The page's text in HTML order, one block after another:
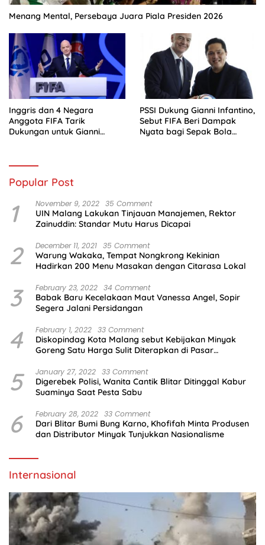
Menang Mental, Persebaya Juara Piala Presiden 2026
Inggris dan 4 Negara
Anggota FIFA Tarik
Dukungan untuk Gianni
PSSI Dukung Gianni Infantino,
Sebut FIFA Beri Dampak
Nyata bagi Sepak Bola
Popular Post
1 November 9, 2022 35 Comment
UIN Malang Lakukan Tinjauan Manajemen, Rektor
Zainuddin: Standar Mutu Harus Dicapai
2 December 11, 2021 35 Comment
Warung Wakaka, Tempat Nongkrong Kekinian
Hadirkan 200 Menu Masakan dengan Citarasa Lokal
3 February 23, 2022 34 Comment
Babak Baru Kecelakaan Maut Vanessa Angel, Sopir
Segera Jalani Persidangan
4 February 1, 2022 33 Comment
Diskopindag Kota Malang sebut Kebijakan Minyak
Goreng Satu Harga Sulit Diterapkan di Pasar
5 January 27, 2022 33 Comment
Digerebek Polisi, Wanita Cantik Blitar Ditinggal Kabur
Suaminya Saat Pesta Sabu
6 February 28, 2022 33 Comment
Dari Blitar Bumi Bung Karno, Khofifah Minta Produsen
dan Distributor Minyak Tunjukkan Nasionalisme
Internasional